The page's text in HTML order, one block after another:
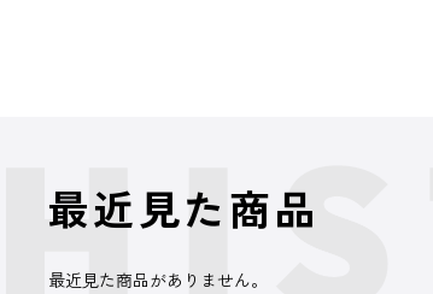
最近見た商品
最近見た商品がありません。